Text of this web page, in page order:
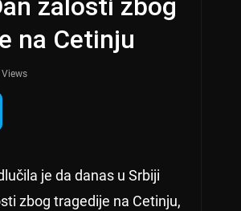
žalosti zbog
na Cetinju
je da danas u Srbiji
zbog tragedije na Cetinju,